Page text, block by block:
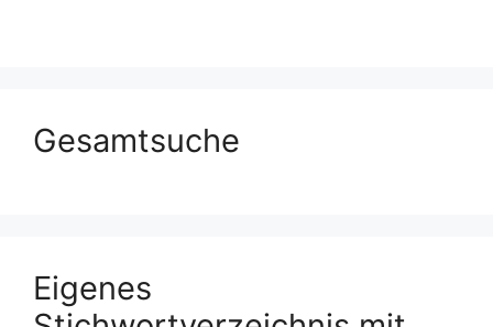
Gesamtsuche
Eigenes